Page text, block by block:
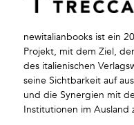
newitalianbooks ist ein
Projekt, mit dem Ziel,
des italienischen
seine Sichtbarkeit auf
und die Synergien mit
Institutionen im Ausland